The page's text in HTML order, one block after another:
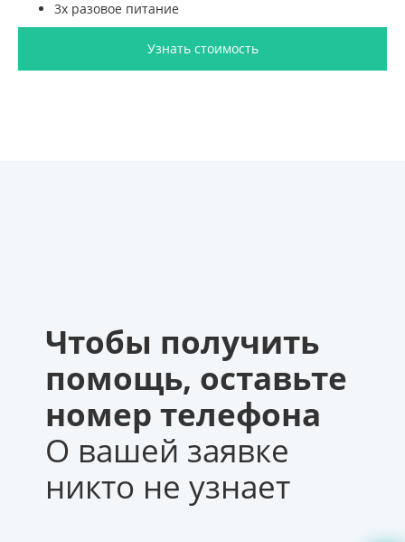
3х разовое питание
Узнать стоимость
Чтобы получить
помощь, оставьте
номер телефона
О вашей заявке
никто не узнает